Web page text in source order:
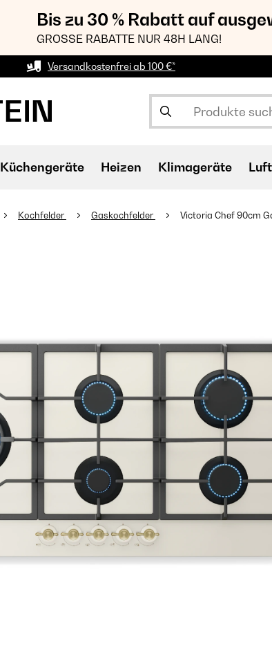
Bis zu 30 % Rabatt auf
GROSSE RABATTE NUR 48H LANG!
Versandkostenfrei ab 100 €*
Küchengeräte Heizen Klimageräte
Kochfelder Gaskochfelder Victoria Chef 90cm